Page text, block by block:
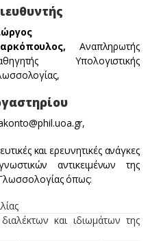
Αναπληρωτής
Υπολογιστικής
και ερευνητικές ανάγκες
αντικειμένων της
όπως:
και ιδιωμάτων της